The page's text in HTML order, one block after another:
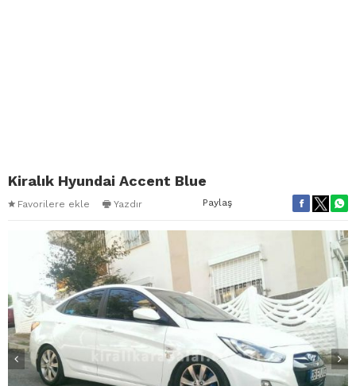
Kiralık Hyundai Accent Blue
Favorilere ekle Yazdır Paylaş